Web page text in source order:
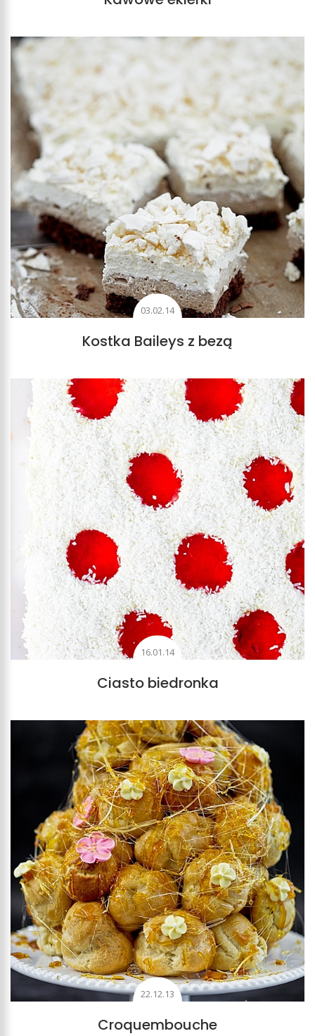
03.02.14
Kostka Baileys z bezą
16.01.14
Ciasto biedronka
22.12.13
Croquembouche